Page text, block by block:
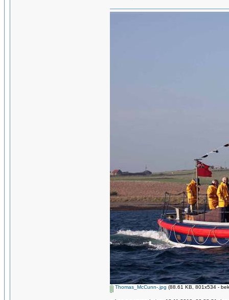
Thomas_McCunn-.jpg (88.61 KB, 801x534 -